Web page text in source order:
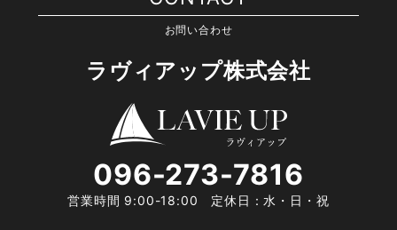
お問い合わせ
ラヴィアップ株式会社
096-273-7816
営業時間 9:00-18:00 定休日：水・日・祝